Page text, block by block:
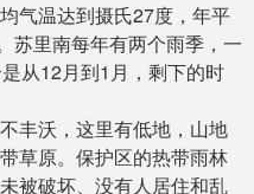
气温达到摄氏27度，年平
苏里南每年有两个雨季，一
从12月到1月，剩下的时
丰沃，这里有低地，山地
草原。保护区的热带雨林
被破坏、没有人居住和乱